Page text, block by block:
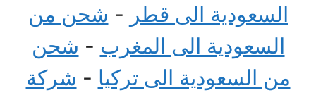
السعودية الى قطر - شحن من
السعودية الى المغرب - شحن
من السعودية الى تركيا - شركة